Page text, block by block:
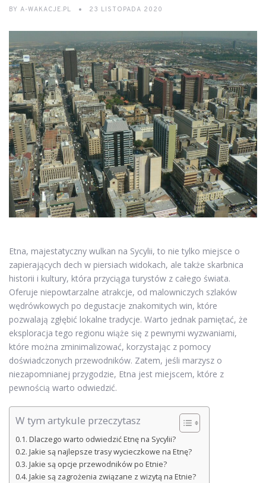
BY A-WAKACJE.PL 23 LISTOPADA 2020
Etna, majestatyczny wulkan na Sycylii, to nie tylko miejsce o
zapierających dech w piersiach widokach, ale także skarbnica
historii i kultury, która przyciąga turystów z całego świata.
Oferuje niepowtarzalne atrakcje, od malowniczych szlaków
wędrówkowych po degustacje znakomitych win, które
pozwalają zgłębić lokalne tradycje. Warto jednak pamiętać, że
eksploracja tego regionu wiąże się z pewnymi wyzwaniami,
które można zminimalizować, korzystając z pomocy
doświadczonych przewodników. Zatem, jeśli marzysz o
niezapomnianej przygodzie, Etna jest miejscem, które z
pewnością warto odwiedzić.
W tym artykule przeczytasz
Dlaczego warto odwiedzić Etnę na Sycylii?
Jakie są najlepsze trasy wycieczkowe na Etnę?
Jakie są opcje przewodników po Etnie?
Jakie są zagrożenia związane z wizytą na Etnie?